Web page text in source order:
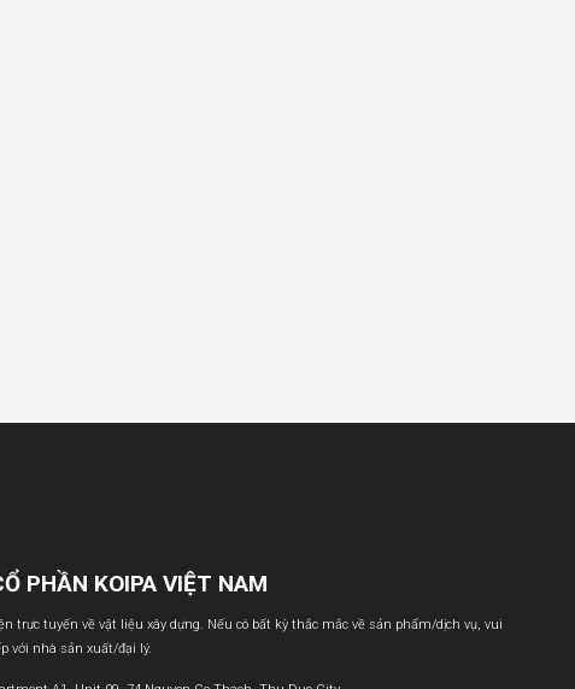
PHẦN KOIPA VIỆT NAM
trực tuyến về vật liệu xây dựng. Nếu có bất kỳ thắc mắc về sản phẩm/dịch vụ, vui
với nhà sản xuất/đại lý.